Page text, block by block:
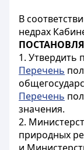
В
недрах
1. Утвердить
Перечень
Перечень
значения.
2.
природных